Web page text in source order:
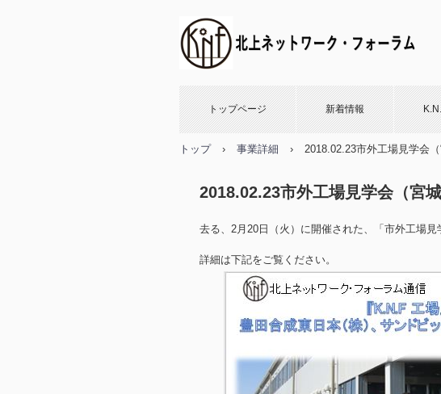
トップページ 新着情報
トップ › 事業詳細 › 2018.02.23市外工場見学会
2018.02.23市外工場見学会（宮
去る、2月20日（火）に開催された、「市外工場見
詳細は下記をご覧ください。